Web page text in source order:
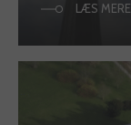
LÆS MERE